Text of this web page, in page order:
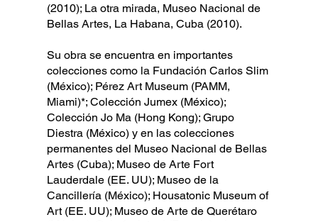
(2010); La otra mirada, Museo Nacional de
Bellas Artes, La Habana, Cuba (2010).
Su obra se encuentra en importantes
colecciones como la Fundación Carlos Slim
(México); Pérez Art Museum (PAMM,
Miami)*; Colección Jumex (México);
Colección Jo Ma (Hong Kong); Grupo
Diestra (México) y en las colecciones
permanentes del Museo Nacional de Bellas
Artes (Cuba); Museo de Arte Fort
Lauderdale (EE. UU); Museo de la
Cancillería (México); Housatonic Museum of
Art (EE. UU); Museo de Arte de Querétaro